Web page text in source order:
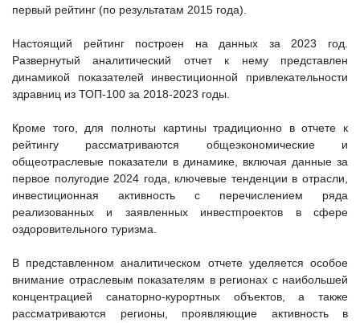
первый рейтинг (по результатам 2015 года).
Настоящий рейтинг построен на данных за 2023 год.
Развернутый аналитический отчет к нему представлен
динамикой показателей инвестиционной привлекательности
здравниц из ТОП-100 за 2018-2023 годы.
Кроме того, для полноты картины традиционно в отчете к
рейтингу рассматриваются общеэкономические и
общеотраслевые показатели в динамике, включая данные за
первое полугодие 2024 года, ключевые тенденции в отрасли,
инвестиционная активность с перечислением ряда
реализованных и заявленных инвестпроектов в сфере
оздоровительного туризма.
В представленном аналитическом отчете уделяется особое
внимание отраслевым показателям в регионах с наибольшей
концентрацией санаторно-курортных объектов, а также
рассматриваются регионы, проявляющие активность в